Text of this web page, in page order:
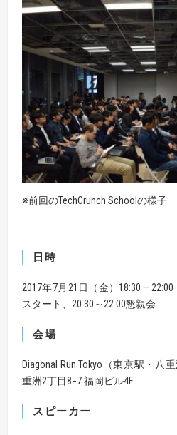
※前回のTechCrunch Schoolの様子
日時
2017年7月21日（金）18:30 –
スタート、20:30～22:00懇親会
会場
Diagonal Run Tokyo（東京駅・
重洲2丁目8−7 福岡ビル4F
スピーカー